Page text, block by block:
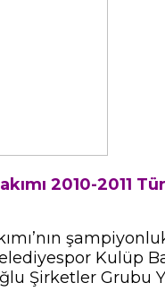
2010-2011
Kulüp
Şirketler Grubu